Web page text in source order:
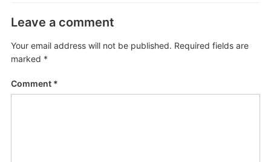
Leave a comment
Your email address will not be published. Required fields are
marked *
Comment *